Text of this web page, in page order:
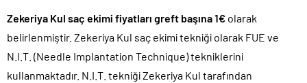
Zekeriya Kul saç ekimi fiyatları greft başına 1€ olarak
belirlenmiştir. Zekeriya Kul saç ekimi tekniği olarak FUE ve
N.I.T. (Needle Implantation Technique) tekniklerini
kullanmaktadır. N.I.T. tekniği Zekeriya Kul tarafından